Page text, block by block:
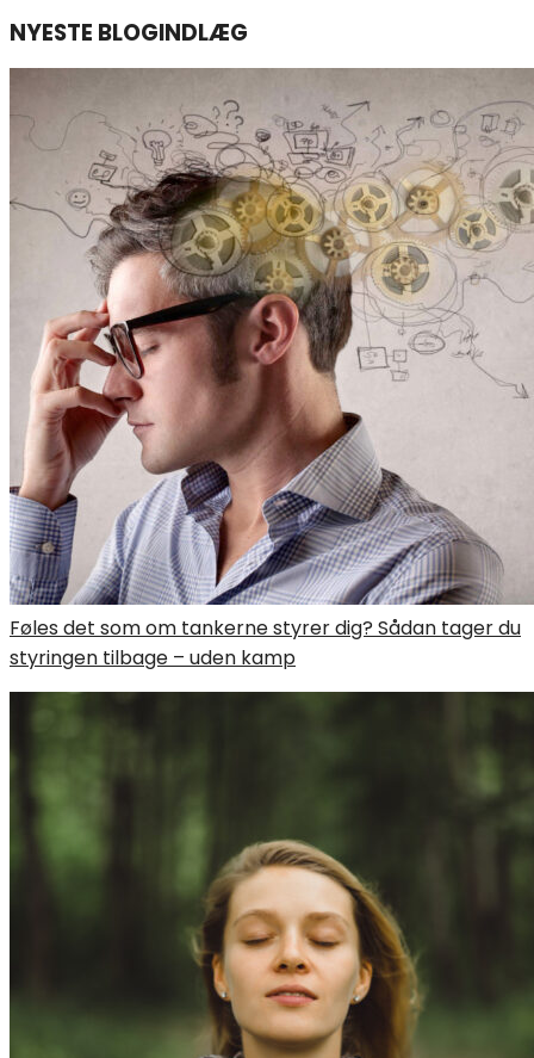
NYESTE BLOGINDLÆG
Føles det som om tankerne styrer dig? Sådan tager du
styringen tilbage – uden kamp